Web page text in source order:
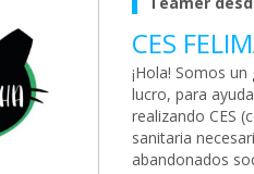
CES
¡Hola! Somos
lucro, para
realizando CES
sanitaria
abandonados